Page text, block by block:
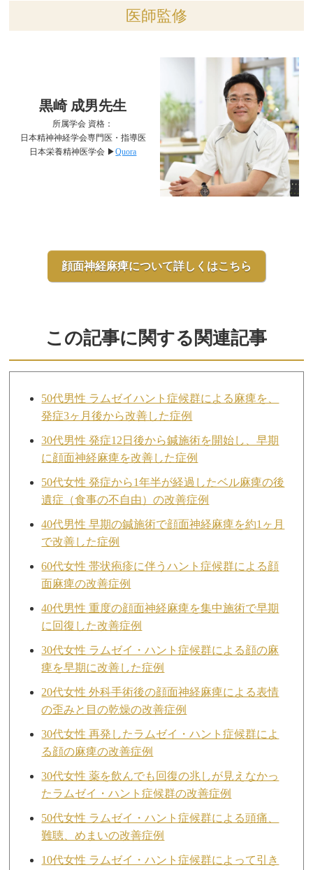
医師監修
黒崎 成男先生
所属学会 資格：
日本精神神経学会専門医・指導医
日本栄養精神医学会 ▶︎Quora
顔面神経麻痺について詳しくはこちら
この記事に関する関連記事
50代男性 ラムゼイハント症候群による麻痺を、
発症3ヶ月後から改善した症例
30代男性 発症12日後から鍼施術を開始し、早期
に顔面神経麻痺を改善した症例
50代女性 発症から1年半が経過したベル麻痺の後
遺症（食事の不自由）の改善症例
40代男性 早期の鍼施術で顔面神経麻痺を約1ヶ月
で改善した症例
60代女性 帯状疱疹に伴うハント症候群による顔
面麻痺の改善症例
40代男性 重度の顔面神経麻痺を集中施術で早期
に回復した改善症例
30代女性 ラムゼイ・ハント症候群による顔の麻
痺を早期に改善した症例
20代女性 外科手術後の顔面神経麻痺による表情
の歪みと目の乾燥の改善症例
30代女性 再発したラムゼイ・ハント症候群によ
る顔の麻痺の改善症例
30代女性 薬を飲んでも回復の兆しが見えなかっ
たラムゼイ・ハント症候群の改善症例
50代女性 ラムゼイ・ハント症候群による頭痛、
難聴、めまいの改善症例
10代女性 ラムゼイ・ハント症候群によって引き